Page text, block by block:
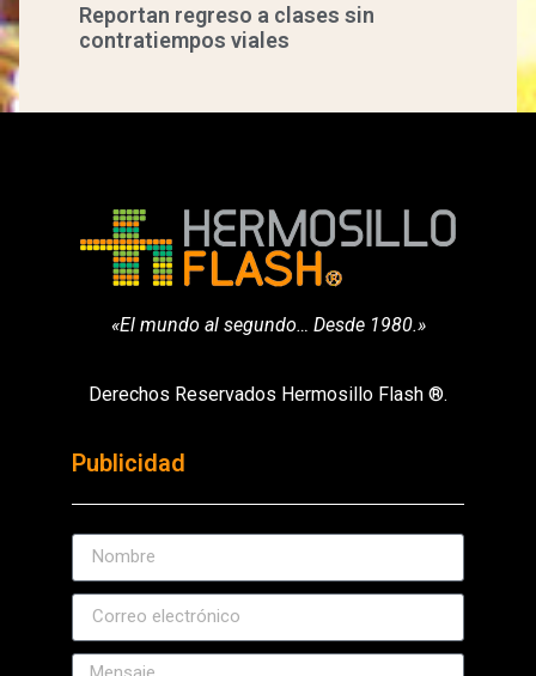
Reportan regreso a clases sin
contratiempos viales
«El mundo al segundo… Desde 1980.»
Derechos Reservados Hermosillo Flash ®.
Publicidad